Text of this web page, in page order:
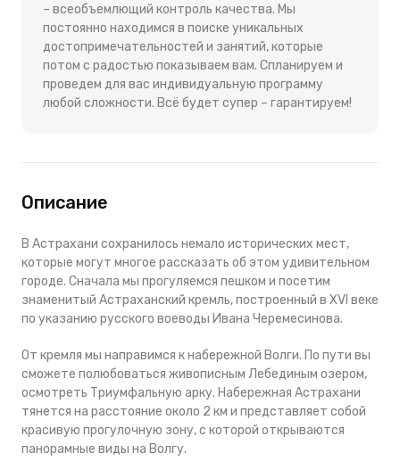
– всеобъемлющий контроль качества. Мы
постоянно находимся в поиске уникальных
достопримечательностей и занятий, которые
потом с радостью показываем вам. Спланируем и
проведем для вас индивидуальную программу
любой сложности. Всё будет супер – гарантируем!
Описание
В Астрахани сохранилось немало исторических мест,
которые могут многое рассказать об этом удивительном
городе. Сначала мы прогуляемся пешком и посетим
знаменитый Астраханский кремль, построенный в XVI веке
по указанию русского воеводы Ивана Черемесинова.
От кремля мы направимся к набережной Волги. По пути вы
сможете полюбоваться живописным Лебединым озером,
осмотреть Триумфальную арку. Набережная Астрахани
тянется на расстояние около 2 км и представляет собой
красивую прогулочную зону, с которой открываются
панорамные виды на Волгу.